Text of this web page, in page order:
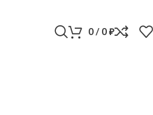
0/ 0₽